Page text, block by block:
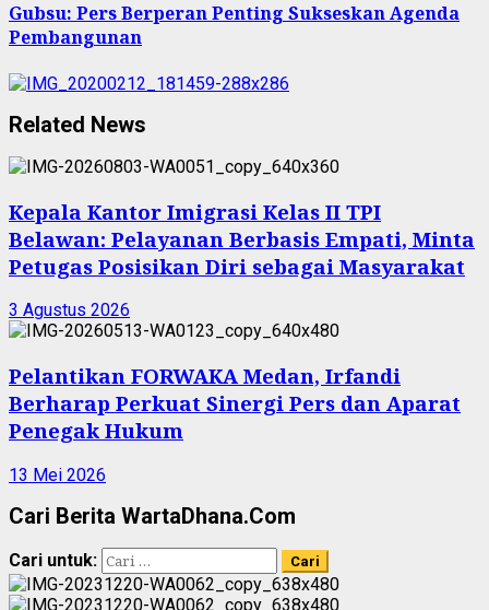
Gubsu: Pers Berperan Penting Sukseskan Agenda
Pembangunan
Related News
Kepala Kantor Imigrasi Kelas II TPI
Belawan: Pelayanan Berbasis Empati, Minta
Petugas Posisikan Diri sebagai Masyarakat
3 Agustus 2026
Pelantikan FORWAKA Medan, Irfandi
Berharap Perkuat Sinergi Pers dan Aparat
Penegak Hukum
13 Mei 2026
Cari Berita WartaDhana.Com
Cari untuk: